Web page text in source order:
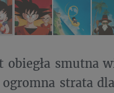
smutna
strata